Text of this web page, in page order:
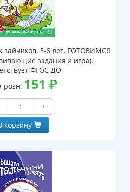
зайчиков. 5-6 лет. ГОТОВИМСЯ
задания и игра).
ФГОС ДО
розн: 151 ₽
+
корзину